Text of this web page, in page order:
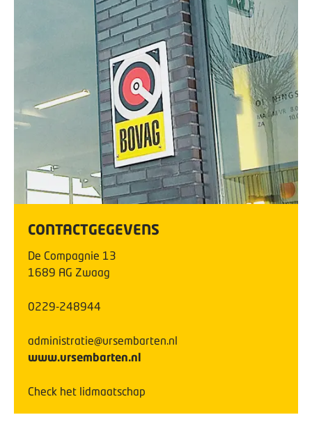
CONTACTGEGEVENS
De Compagnie 13
1689 AG Zwaag
0229-248944
administratie@ursembarten.nl
www.ursembarten.nl
Check het lidmaatschap